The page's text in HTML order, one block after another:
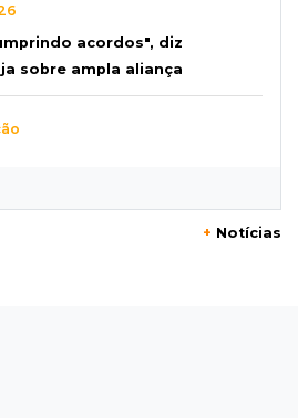
acordos", diz
sobre ampla aliança
em acidente com 4
ex com motosserra na
+ Notícias